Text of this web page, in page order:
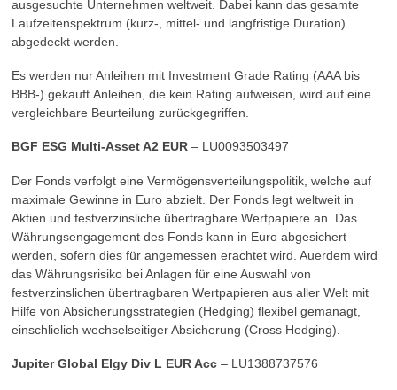
ausgesuchte Unternehmen weltweit. Dabei kann das gesamte
Laufzeitenspektrum (kurz-, mittel- und langfristige Duration)
abgedeckt werden.
Es werden nur Anleihen mit Investment Grade Rating (AAA bis
BBB-) gekauft.Anleihen, die kein Rating aufweisen, wird auf eine
vergleichbare Beurteilung zurückgegriffen.
BGF ESG Multi-Asset A2 EUR – LU0093503497
Der Fonds verfolgt eine Vermögensverteilungspolitik, welche auf
maximale Gewinne in Euro abzielt. Der Fonds legt weltweit in
Aktien und festverzinsliche übertragbare Wertpapiere an. Das
Währungsengagement des Fonds kann in Euro abgesichert
werden, sofern dies für angemessen erachtet wird. Auerdem wird
das Währungsrisiko bei Anlagen für eine Auswahl von
festverzinslichen übertragbaren Wertpapieren aus aller Welt mit
Hilfe von Absicherungsstrategien (Hedging) flexibel gemanagt,
einschlielich wechselseitiger Absicherung (Cross Hedging).
Jupiter Global Elgy Div L EUR Acc – LU1388737576